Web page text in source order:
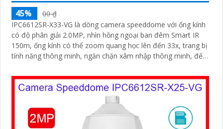
45%
00 ₫
IPC6612SR-X33-VG là dòng camera speeddome với ống kính
có độ phân giải 2.0MP, nhìn hồng ngoại ban đêm Smart IR
150m, ống kính có thể zoom quang học lên đến 33x, trang bị
tính năng thông minh, ngăn chặn xâm nhập thông minh, đếm